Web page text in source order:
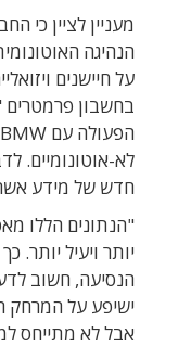
מעניין לציין כי
הנהיגה
בחשבון פרמטרים
לא-אוטונומיים.
חדש של מידע
"הנתונים הללו
יותר ויעיל
הנסיעה, חשוב
ישיפע על המרחק
אבל לא מתייחס